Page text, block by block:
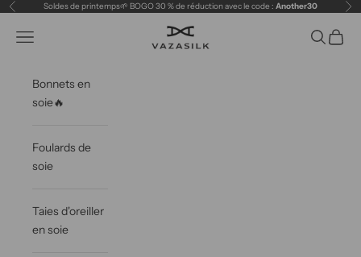
Passer au contenu
PrécédentSoldes de printemps🌱 BOGO 30 % de réduction avec le code : Another30
VAZASILK
Ouvrir la navigation Ouvrir la
Voir
Bonnets en
soie🔥
Foulards de
soie
Taies d'oreiller
en soie